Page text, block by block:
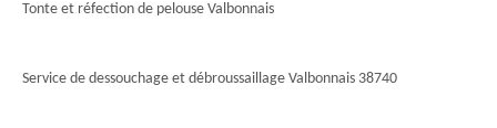
Tonte et réfection de pelouse Valbonnais
Service de dessouchage et débroussaillage Valbonnais 38740